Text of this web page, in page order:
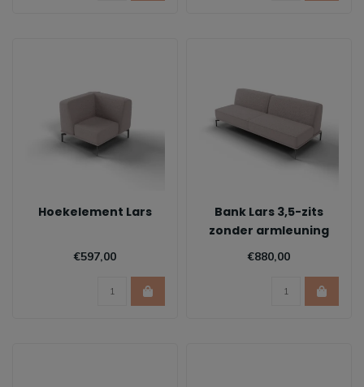
Hoekelement Lars
€597,00
Bank Lars 3,5-zits
zonder armleuning
€880,00